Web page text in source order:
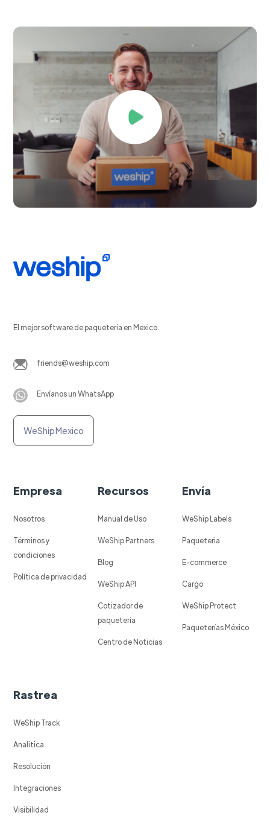
El mejor software de paquetería en Mexico.
friends@weship.com
Envíanos un WhatsApp
WeShip Mexico
Empresa
Nosotros
Términos y
condiciones
Política de privacidad
Recursos
Manual de Uso
WeShip Partners
Blog
WeShip API
Cotizador de
paqueteria
Centro de Noticias
Envía
WeShip Labels
Paqueteria
E-commerce
Cargo
WeShip Protect
Paqueterías México
Rastrea
WeShip Track
Analitica
Resolución
Integraciones
Visibilidad